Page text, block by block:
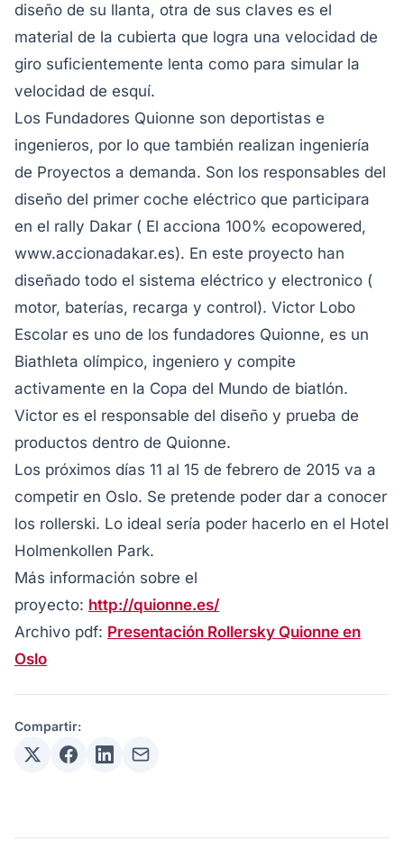
diseño de su llanta, otra de sus claves es el
material de la cubierta que logra una velocidad de
giro suficientemente lenta como para simular la
velocidad de esquí.
Los Fundadores Quionne son deportistas e
ingenieros, por lo que también realizan ingeniería
de Proyectos a demanda. Son los responsables del
diseño del primer coche eléctrico que participara
en el rally Dakar ( El acciona 100% ecopowered,
www.accionadakar.es). En este proyecto han
diseñado todo el sistema eléctrico y electronico (
motor, baterías, recarga y control). Victor Lobo
Escolar es uno de los fundadores Quionne, es un
Biathleta olímpico, ingeniero y compite
activamente en la Copa del Mundo de biatlón.
Victor es el responsable del diseño y prueba de
productos dentro de Quionne.
Los próximos días 11 al 15 de febrero de 2015 va a
competir en Oslo. Se pretende poder dar a conocer
los rollerski. Lo ideal sería poder hacerlo en el Hotel
Holmenkollen Park.
Más información sobre el
proyecto: http://quionne.es/
Archivo pdf: Presentación Rollersky Quionne en
Oslo
Compartir: